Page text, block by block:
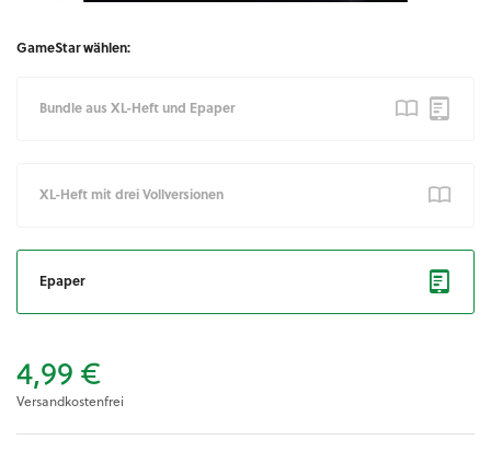
GameStar wählen:
Bundle aus XL-Heft und Epaper
XL-Heft mit drei Vollversionen
Epaper
4,99 €
Versandkostenfrei